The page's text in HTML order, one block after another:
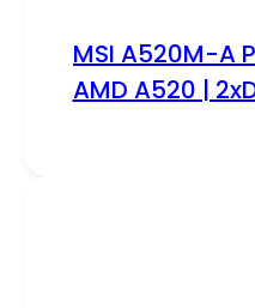
MSI A520M-A
AMD A520 |